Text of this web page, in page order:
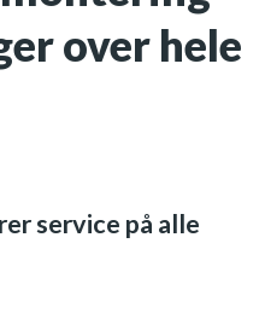
over hele
service på alle